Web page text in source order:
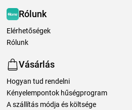
Rólunk
Elérhetőségek
Rólunk
Vásárlás
Hogyan tud rendelni
Kényelempontok hűségprogram
A szállítás módja és költsége